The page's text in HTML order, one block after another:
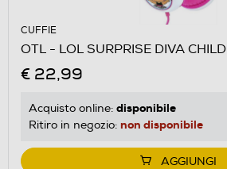
CUFFIE
OTL - LOL SURPRISE DIVA CHILD
€ 22,99
Acquisto online: disponibile
Ritiro in negozio: non disponibile
AGGIUNGI